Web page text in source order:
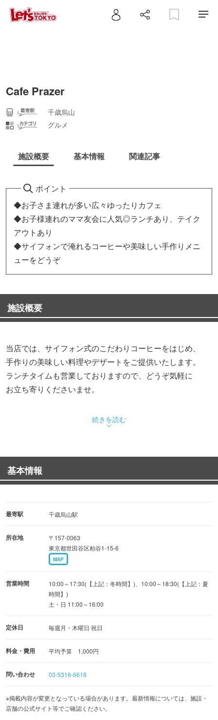
Cafe Prazer
千歳烏山
グルメ
施設概要 基本情報 関連記事
ポイント
◆お子さま連れが多い広々ゆったりカフェ
◆お子様連れのママ友会に人気◎ランチあり、テイク
アウトあり
◆サイフォンで淹れるコーヒーや美味しい手作りメニ
ューをどうぞ
施設概要
当店では、サイフォン式のこだわりコーヒーをはじめ、
手作りの美味しい料理やデザートをご提供いたします。
ランチタイムも営業しておりますので、どうぞ気軽に
お立ち寄りくださいませ。
◆ナポリタン ・・・700円（税込）
◆エビマカロニグラタン・・・700円（税込）
【おすすめ】
◆本日のランチ ・・・800円（税込）
◆ソフトクリーム ・・・400円（税込）
アットホームで落ち着いた雰囲気の店内には、
気軽に座れるカウンター席と革張りのソファー席をご用
内装デザインなどはすべてお店で考えられており、ベビー
カーでの入店も◎
続きを読む
基本情報
最寄駅 千歳烏山駅
所在地
〒157-0063
東京都世田谷区粕谷1-15-6
MAP
営業時間
10:00～17:30(【上記：冬時間】)、10:00～18:30(【上記：夏
時間】)
土・日 11:00～16:00
定休日 毎週月・木曜日 祝日
料金・費用 平均予算 1,000円
問い合わせ 03-5316-6618
※掲載内容が変更となっている場合があります。最新情報については、施設・
店舗の公式サイト等でご確認ください。